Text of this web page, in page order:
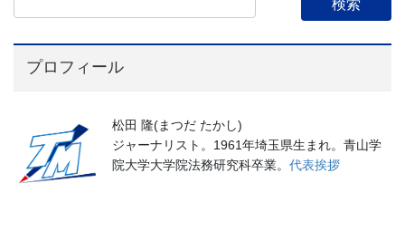
プロフィール
松田 隆(まつだ たかし)
ジャーナリスト。1961年埼玉県生まれ。青山学
院大学大学院法務研究科卒業。 代表挨拶